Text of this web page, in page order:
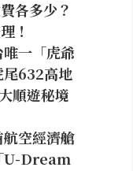
各多少？
！
唯一「虎爺
尾632高地
順遊秘境
空經濟艙
U-Dream